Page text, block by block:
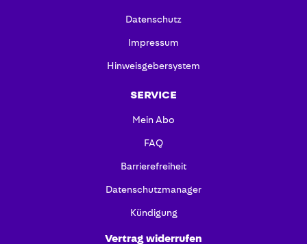
Datenschutz
Impressum
Hinweisgebersystem
SERVICE
Mein Abo
FAQ
Barrierefreiheit
Datenschutzmanager
Kündigung
Vertrag widerrufen